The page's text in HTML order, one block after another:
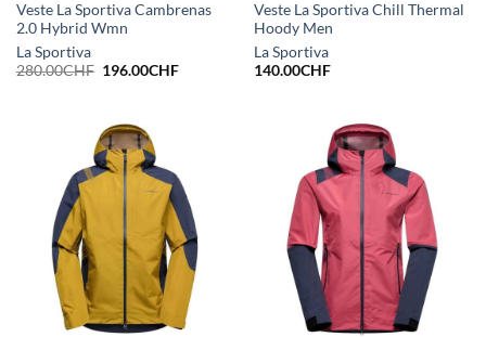
Veste La Sportiva Cambrenas
2.0 Hybrid Wmn
La Sportiva
280.00CHF Le
280.00CHF.
196.00CHFLe
Veste La Sportiva Chill Thermal
Hoody Men
La Sportiva
140.00CHF